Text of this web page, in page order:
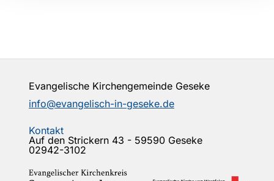
Evangelische Kirchengemeinde Geseke
info@evangelisch-in-geseke.de
Kontakt
Auf den Strickern 43 - 59590 Geseke
02942-3102